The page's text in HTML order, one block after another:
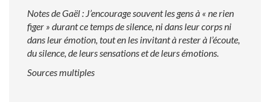
Notes de Gaël : J’encourage souvent les gens à « ne rien
figer » durant ce temps de silence, ni dans leur corps ni
dans leur émotion, tout en les invitant à rester à l’écoute,
du silence, de leurs sensations et de leurs émotions.
Sources multiples